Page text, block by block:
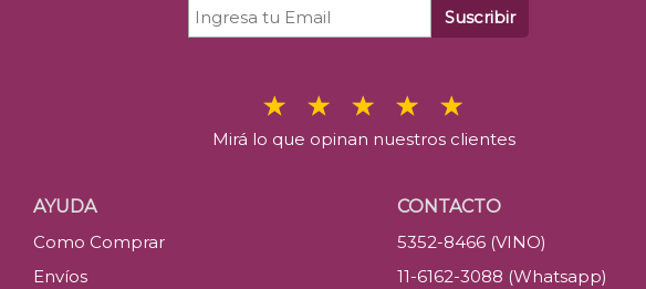
Suscribir
Mirá lo que opinan nuestros clientes
AYUDA
Como Comprar
Envíos
CONTACTO
5352-8466 (VINO)
11-6162-3088 (Whatsapp)